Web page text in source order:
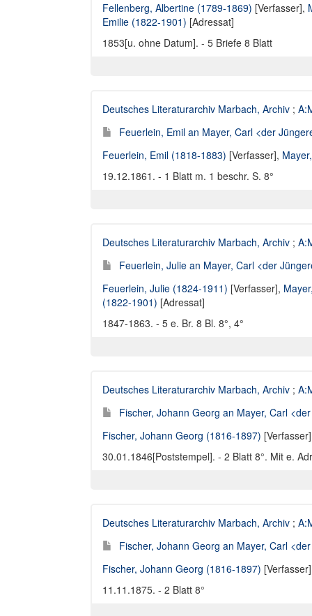
Fellenberg, Albertine (1789-1869) [Verfasser],
Emilie (1822-1901) [Adressat]
1853[u. ohne Datum]. - 5 Briefe 8 Blatt
Deutsches Literaturarchiv Marbach, Archiv ;
Feuerlein, Emil an Mayer, Carl <der
Feuerlein, Emil (1818-1883) [Verfasser],
19.12.1861. - 1 Blatt m. 1 beschr. S. 8°
Deutsches Literaturarchiv Marbach, Archiv ;
Feuerlein, Julie an Mayer, Carl <der
Feuerlein, Julie (1824-1911) [Verfasser],
(1822-1901) [Adressat]
1847-1863. - 5 e. Br. 8 Bl. 8°, 4°
Deutsches Literaturarchiv Marbach, Archiv ;
Fischer, Johann Georg an Mayer, Carl
Fischer, Johann Georg (1816-1897)
30.01.1846[Poststempel]. - 2 Blatt 8°. Mit e.
Deutsches Literaturarchiv Marbach, Archiv ;
Fischer, Johann Georg an Mayer, Carl
Fischer, Johann Georg (1816-1897)
11.11.1875. - 2 Blatt 8°